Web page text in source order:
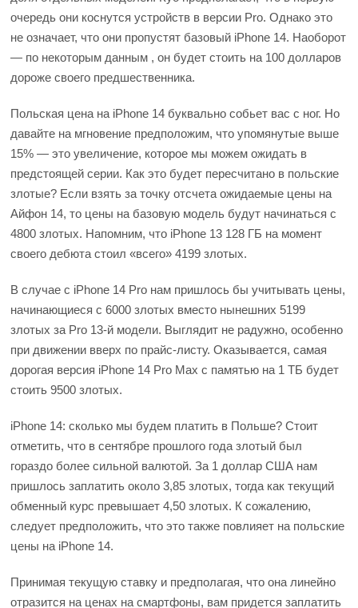
очередь они коснутся устройств в версии Pro. Однако это
не означает, что они пропустят базовый iPhone 14. Наоборот
— по некоторым данным , он будет стоить на 100 долларов
дороже своего предшественника.
Польская цена на iPhone 14 буквально собьет вас с ног. Но
давайте на мгновение предположим, что упомянутые выше
15% — это увеличение, которое мы можем ожидать в
предстоящей серии. Как это будет пересчитано в польские
злотые? Если взять за точку отсчета ожидаемые цены на
Айфон 14, то цены на базовую модель будут начинаться с
4800 злотых. Напомним, что iPhone 13 128 ГБ на момент
своего дебюта стоил «всего» 4199 злотых.
В случае с iPhone 14 Pro нам пришлось бы учитывать цены,
начинающиеся с 6000 злотых вместо нынешних 5199
злотых за Pro 13-й модели. Выглядит не радужно, особенно
при движении вверх по прайс-листу. Оказывается, самая
дорогая версия iPhone 14 Pro Max с памятью на 1 ТБ будет
стоить 9500 злотых.
iPhone 14: сколько мы будем платить в Польше? Стоит
отметить, что в сентябре прошлого года злотый был
гораздо более сильной валютой. За 1 доллар США нам
пришлось заплатить около 3,85 злотых, тогда как текущий
обменный курс превышает 4,50 злотых. К сожалению,
следует предположить, что это также повлияет на польские
цены на iPhone 14.
Принимая текущую ставку и предполагая, что она линейно
отразится на ценах на смартфоны, вам придется заплатить